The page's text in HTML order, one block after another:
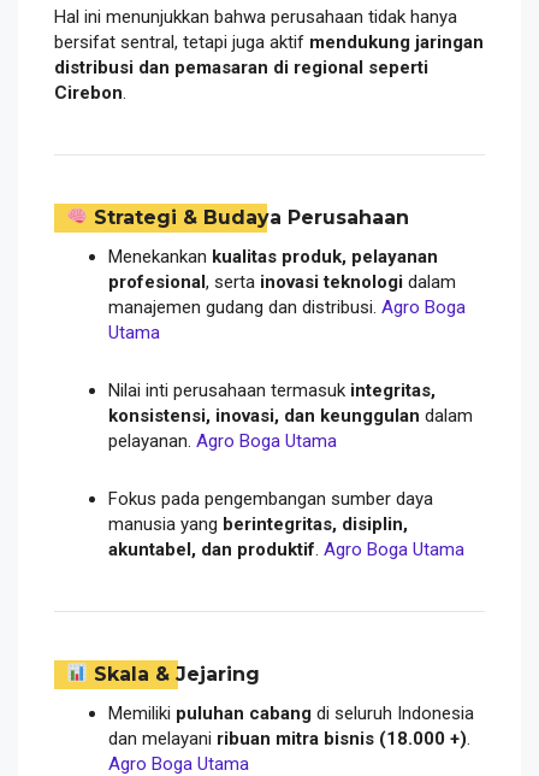
Hal ini menunjukkan bahwa perusahaan tidak hanya
bersifat sentral, tetapi juga aktif mendukung jaringan
distribusi dan pemasaran di regional seperti
Cirebon
Strategi & Budaya Perusahaan
Menekankan kualitas produk, pelayanan
profesional, serta inovasi teknologi dalam
manajemen gudang dan distribusi. Agro Boga
Utama
Nilai inti perusahaan termasuk integritas,
konsistensi, inovasi, dan keunggulan dalam
pelayanan. Agro Boga Utama
Fokus pada pengembangan sumber daya
manusia yang berintegritas, disiplin,
akuntabel, dan produktif Agro Boga Utama
Skala & Jejaring
Memiliki puluhan cabang di seluruh Indonesia
dan melayani ribuan mitra bisnis (18.000 +)
Agro Boga Utama